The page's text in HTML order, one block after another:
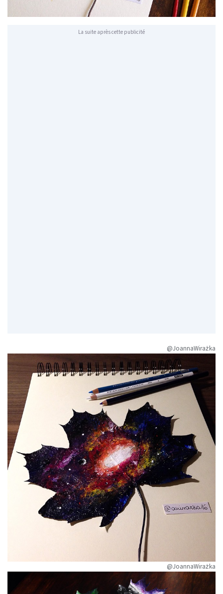
La suite après cette publicité
@JoannaWirażka
@JoannaWirażka